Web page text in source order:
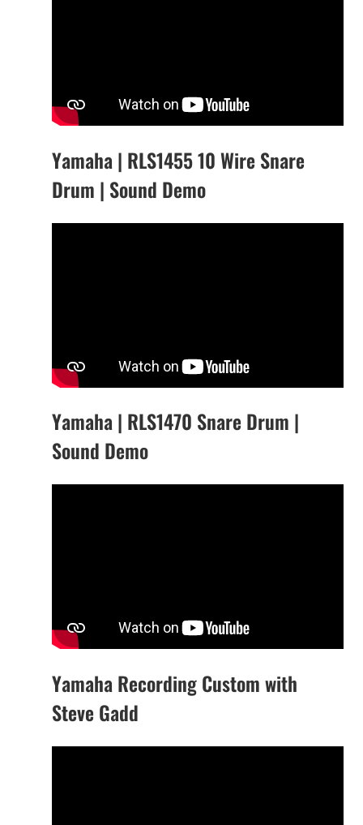
Yamaha | RLS1455 10 Wire Snare
Drum | Sound Demo
Yamaha | RLS1470 Snare Drum |
Sound Demo
Yamaha Recording Custom with
Steve Gadd